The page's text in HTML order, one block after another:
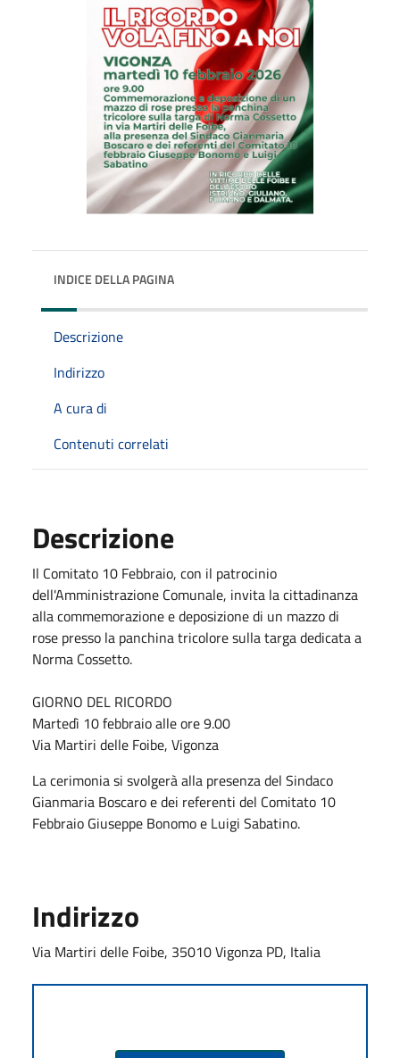
INDICE DELLA PAGINA
Descrizione
Indirizzo
A cura di
Contenuti correlati
Descrizione
Il Comitato 10 Febbraio, con il patrocinio
dell'Amministrazione Comunale, invita la cittadinanza
alla commemorazione e deposizione di un mazzo di
rose presso la panchina tricolore sulla targa dedicata a
Norma Cossetto.
GIORNO DEL RICORDO
Martedì 10 febbraio alle ore 9.00
Via Martiri delle Foibe, Vigonza
La cerimonia si svolgerà alla presenza del Sindaco
Gianmaria Boscaro e dei referenti del Comitato 10
Febbraio Giuseppe Bonomo e Luigi Sabatino.
Indirizzo
Via Martiri delle Foibe, 35010 Vigonza PD, Italia